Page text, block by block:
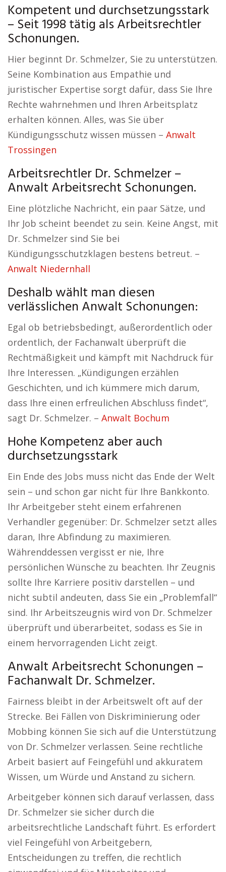
Kompetent und durchsetzungsstark
– Seit 1998 tätig als Arbeitsrechtler
Schonungen.
Hier beginnt Dr. Schmelzer, Sie zu unterstützen.
Seine Kombination aus Empathie und
juristischer Expertise sorgt dafür, dass Sie Ihre
Rechte wahrnehmen und Ihren Arbeitsplatz
erhalten können. Alles, was Sie über
Kündigungsschutz wissen müssen – Anwalt
Trossingen
Arbeitsrechtler Dr. Schmelzer –
Anwalt Arbeitsrecht Schonungen.
Eine plötzliche Nachricht, ein paar Sätze, und
Ihr Job scheint beendet zu sein. Keine Angst, mit
Dr. Schmelzer sind Sie bei
Kündigungsschutzklagen bestens betreut. –
Anwalt Niedernhall
Deshalb wählt man diesen
verlässlichen Anwalt Schonungen:
Egal ob betriebsbedingt, außerordentlich oder
ordentlich, der Fachanwalt überprüft die
Rechtmäßigkeit und kämpft mit Nachdruck für
Ihre Interessen. „Kündigungen erzählen
Geschichten, und ich kümmere mich darum,
dass Ihre einen erfreulichen Abschluss findet“,
sagt Dr. Schmelzer. – Anwalt Bochum
Hohe Kompetenz aber auch
durchsetzungsstark
Ein Ende des Jobs muss nicht das Ende der Welt
sein – und schon gar nicht für Ihre Bankkonto.
Ihr Arbeitgeber steht einem erfahrenen
Verhandler gegenüber: Dr. Schmelzer setzt alles
daran, Ihre Abfindung zu maximieren.
Währenddessen vergisst er nie, Ihre
persönlichen Wünsche zu beachten. Ihr Zeugnis
sollte Ihre Karriere positiv darstellen – und
nicht subtil andeuten, dass Sie ein „Problemfall“
sind. Ihr Arbeitszeugnis wird von Dr. Schmelzer
überprüft und überarbeitet, sodass es Sie in
einem hervorragenden Licht zeigt.
Anwalt Arbeitsrecht Schonungen –
Fachanwalt Dr. Schmelzer.
Fairness bleibt in der Arbeitswelt oft auf der
Strecke. Bei Fällen von Diskriminierung oder
Mobbing können Sie sich auf die Unterstützung
von Dr. Schmelzer verlassen. Seine rechtliche
Arbeit basiert auf Feingefühl und akkuratem
Wissen, um Würde und Anstand zu sichern.
Arbeitgeber können sich darauf verlassen, dass
Dr. Schmelzer sie sicher durch die
arbeitsrechtliche Landschaft führt. Es erfordert
viel Feingefühl von Arbeitgebern,
Entscheidungen zu treffen, die rechtlich